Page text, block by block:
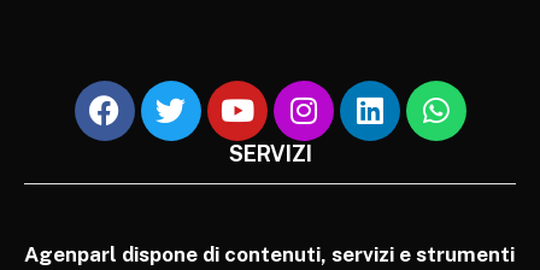
SERVIZI
Agenparl dispone di contenuti, servizi e strumenti